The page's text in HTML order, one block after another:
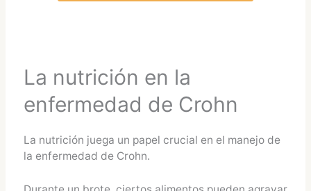
La nutrición en la
enfermedad de Crohn
La nutrición juega un papel crucial en el manejo de
la enfermedad de Crohn.